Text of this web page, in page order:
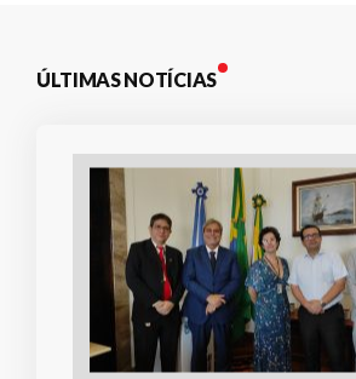
ÚLTIMAS NOTÍCIAS